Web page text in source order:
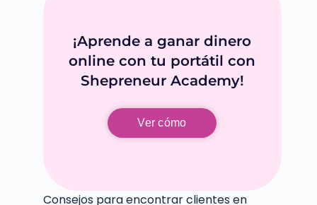
¡Aprende a ganar dinero
online con tu portátil con
Shepreneur Academy!
Ver cómo
Consejos para encontrar clientes en